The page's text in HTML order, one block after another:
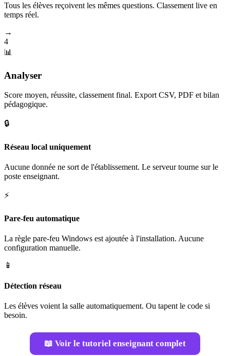
Tous les élèves reçoivent les mêmes questions. Classement live en
temps réel.
→
4
📊
Analyser
Score moyen, réussite, classement final. Export CSV, PDF et bilan
pédagogique.
🔒
Réseau local uniquement
Aucune donnée ne sort de l'établissement. Le serveur tourne sur le
poste enseignant.
⚡
Pare-feu automatique
La règle pare-feu Windows est ajoutée à l'installation. Aucune
configuration manuelle.
📱
Détection réseau
Les élèves voient la salle automatiquement. Ou tapent le code si
besoin.
📖 Voir le tutoriel enseignant complet